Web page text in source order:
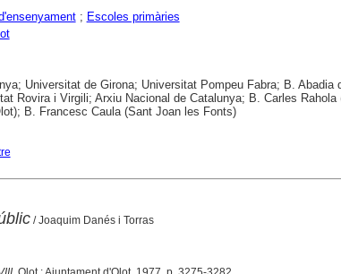
; Escoles primàries
Universitat de Girona; Universitat Pompeu Fabra; B. Abadia
Rovira i Virgili; Arxiu Nacional de Catalunya; B. Carles Rahola
B. Francesc Caula (Sant Joan les Fonts)
/ Joaquim Danés i Torras